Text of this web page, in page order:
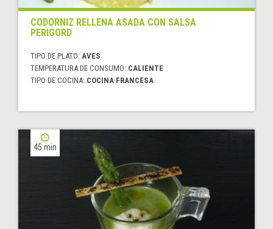
CODORNIZ RELLENA ASADA CON SALSA
PERIGORD
TIPO DE PLATO: AVES
TEMPERATURA DE CONSUMO: CALIENTE
TIPO DE COCINA: COCINA FRANCESA
45 min